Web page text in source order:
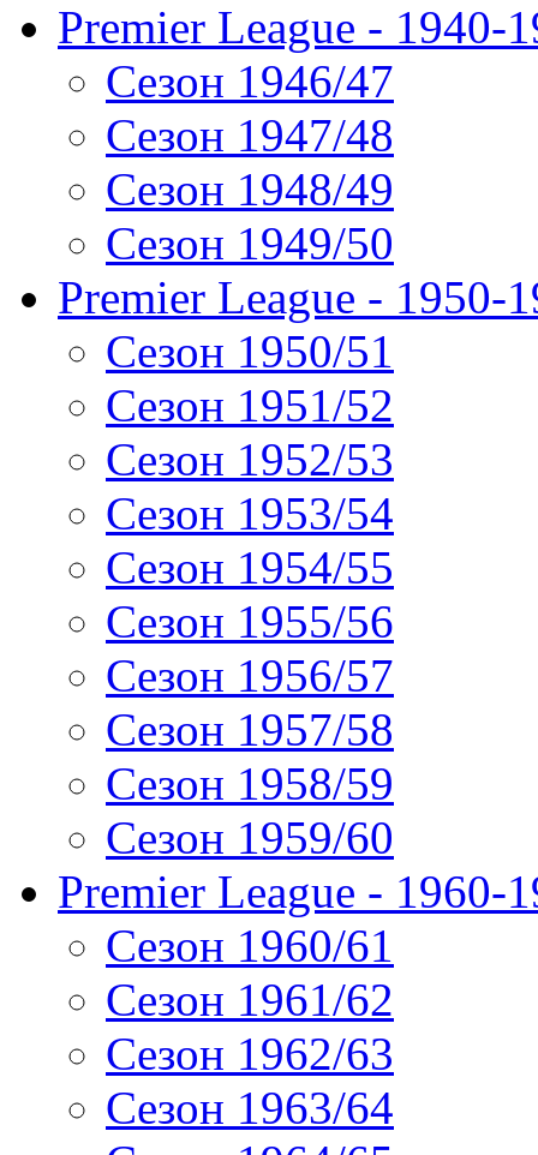
Premier League - 1940-
Сезон 1946/47
Сезон 1947/48
Сезон 1948/49
Сезон 1949/50
Premier League - 1950-
Сезон 1950/51
Сезон 1951/52
Сезон 1952/53
Сезон 1953/54
Сезон 1954/55
Сезон 1955/56
Сезон 1956/57
Сезон 1957/58
Сезон 1958/59
Сезон 1959/60
Premier League - 1960-
Сезон 1960/61
Сезон 1961/62
Сезон 1962/63
Сезон 1963/64